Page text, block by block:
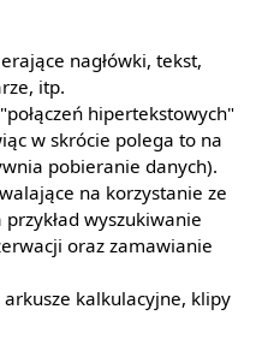
nagłówki, tekst,
itp.
hipertekstowych"
w skrócie polega to na
pobieranie danych).
na korzystanie ze
wyszukiwanie
oraz zamawianie
kalkulacyjne, klipy